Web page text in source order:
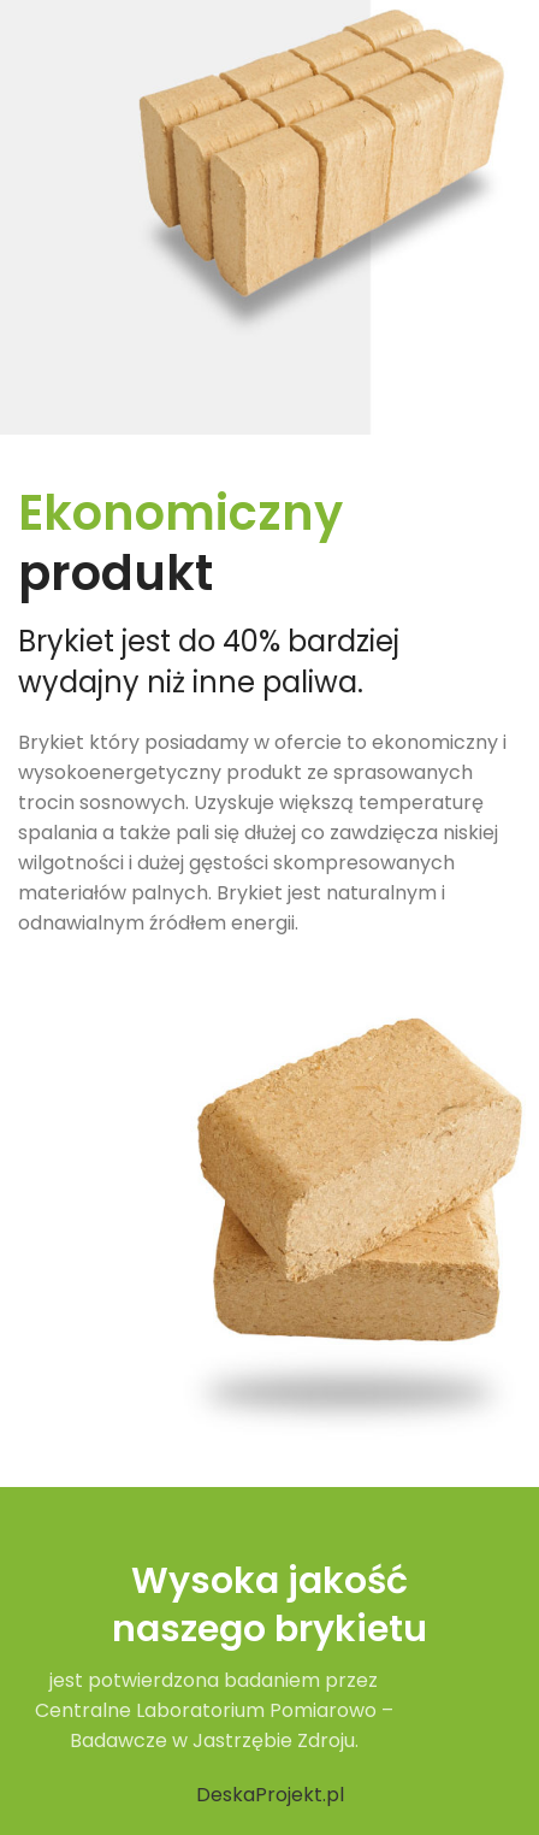
Ekonomiczny
produkt
Brykiet jest do 40% bardziej
wydajny niż inne paliwa.
Brykiet który posiadamy w ofercie to ekonomiczny i
wysokoenergetyczny produkt ze sprasowanych
trocin sosnowych. Uzyskuje większą temperaturę
spalania a także pali się dłużej co zawdzięcza niskiej
wilgotności i dużej gęstości skompresowanych
materiałów palnych. Brykiet jest naturalnym i
odnawialnym źródłem energii.
Wysoka jakość
naszego brykietu
jest potwierdzona badaniem przez
Centralne Laboratorium Pomiarowo –
Badawcze w Jastrzębie Zdroju.
DeskaProjekt.pl